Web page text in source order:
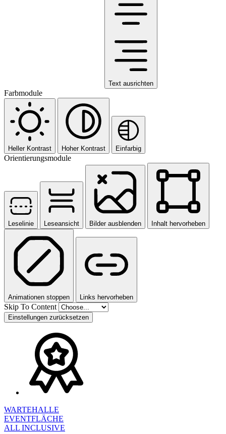
Text ausrichten
Farbmodule
Heller Kontrast Hoher Kontrast Einfarbig
Orientierungsmodule
Leselinie Leseansicht Bilder ausblenden Inhalt hervorheben
Animationen stoppen Links hervorheben
Skip To Content
Einstellungen zurücksetzen
WARTEHALLE
EVENTFLÄCHE
ALL INCLUSIVE